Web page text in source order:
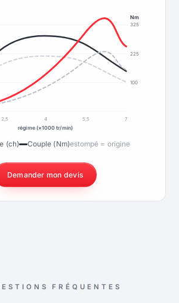
100
225
325
Nm
2,5 4 5,5
7
régime (×1000 tr/min)
(ch) Couple (Nm)estompé = origine
Demander mon devis
FRÉQUENTES